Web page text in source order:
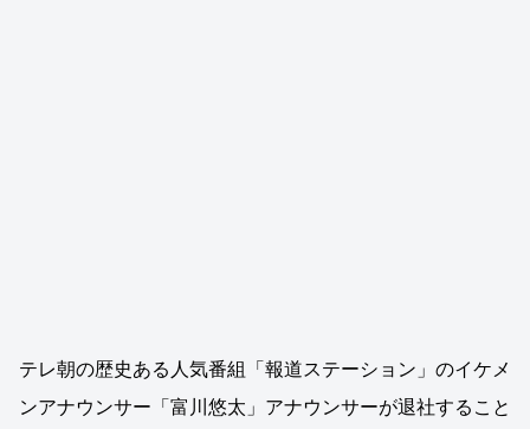
テレ朝の歴史ある人気番組「報道ステーション」のイケメ
ンアナウンサー「富川悠太」アナウンサーが退社すること